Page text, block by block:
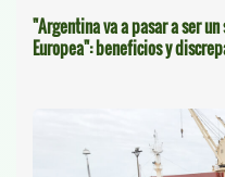
"Argentina va a pasar a ser
Europea": beneficios y